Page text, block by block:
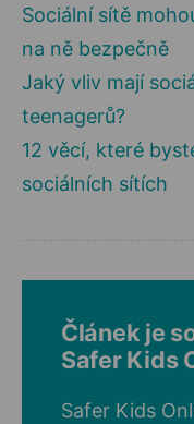
Sociální sítě
na ně bezpečně
Jaký vliv mají
teenagerů?
12 věcí, které
sociálních sítích
Článek je
Safer Kids
Safer Kids